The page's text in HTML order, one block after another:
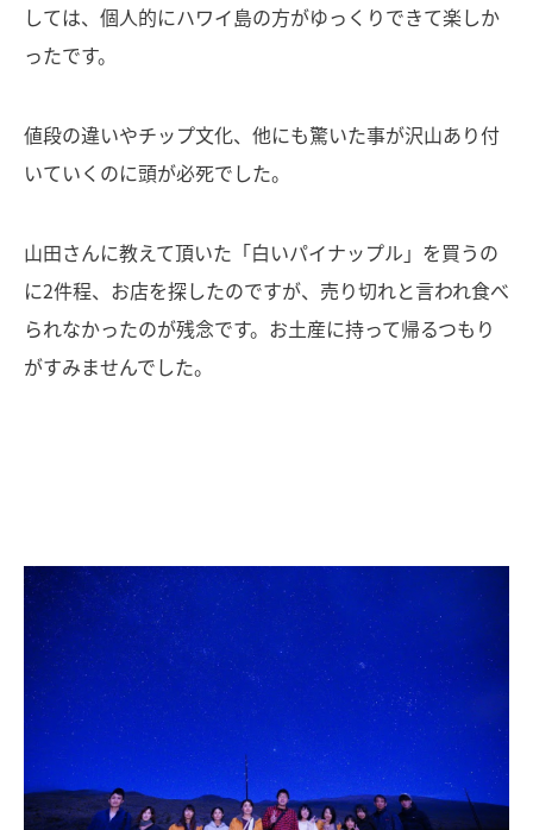
しては、個人的にハワイ島の方がゆっくりできて楽しか
ったです。
値段の違いやチップ文化、他にも驚いた事が沢山あり付
いていくのに頭が必死でした。
山田さんに教えて頂いた「白いパイナップル」を買うの
に2件程、お店を探したのですが、売り切れと言われ食べ
られなかったのが残念です。お土産に持って帰るつもり
がすみませんでした。